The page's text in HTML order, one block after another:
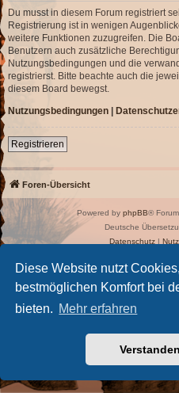
Diese Website nutzt
bestmöglichen Komfort bei
bieten. Mehr erfahren
Du musst in diesem Forum registriert
Registrierung ist in wenigen
weitere Funktionen zuzugreifen. Die
Benutzern auch zusätzliche
Nutzungsbedingungen und die
registrierst. Bitte beachte auch die
diesem Board bewegst.
Nutzungsbedingungen |
Registrieren
Foren-Übersicht
Powered by phpBB®
Deutsche
Datenschutz|